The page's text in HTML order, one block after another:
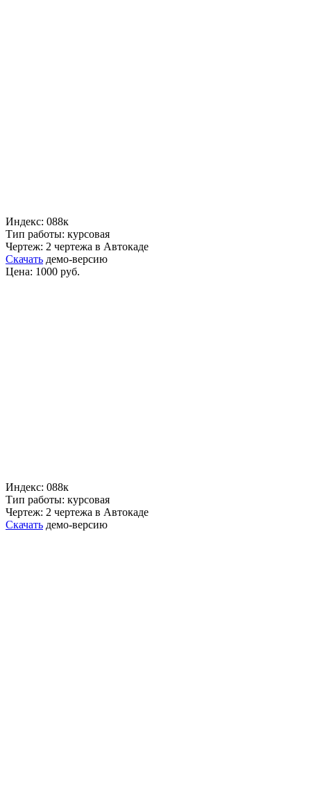
Индекс: 088к
Тип работы: курсовая
Чертеж: 2 чертежа в Автокаде
Скачать демо-версию
Цена: 1000 руб.
Индекс: 088к
Тип работы: курсовая
Чертеж: 2 чертежа в Автокаде
Скачать демо-версию